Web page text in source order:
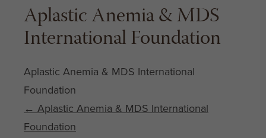
Aplastic Anemia & MDS
International Foundation
Aplastic Anemia & MDS International
Foundation
Post navigation
← Aplastic Anemia & MDS International
Foundation